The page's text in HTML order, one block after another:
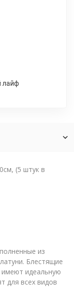
лайф
(5 штук в
из
Блестящие
имеют идеальную
для всех видов